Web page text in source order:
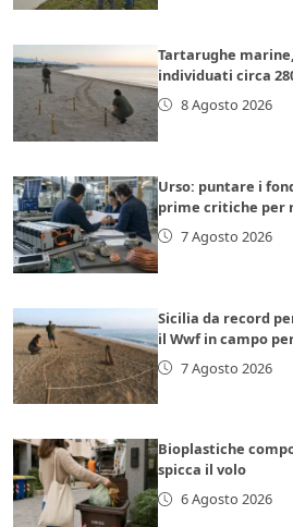
Tartarughe
individuati circa
8 Agosto 2026
Urso: puntare i
prime critiche per
7 Agosto 2026
Sicilia da record
il Wwf in campo
7 Agosto 2026
Bioplastiche
spicca il volo
6 Agosto 2026